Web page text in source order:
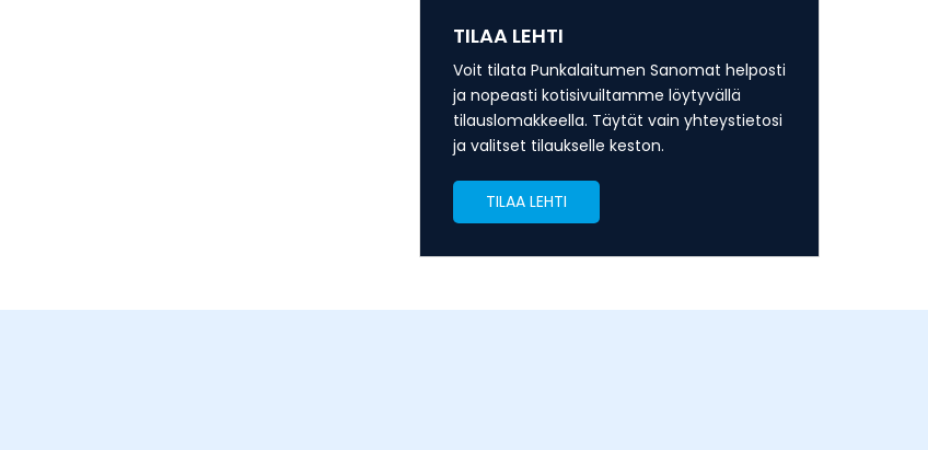
TILAA LEHTI
Voit tilata Punkalaitumen Sanomat helposti
ja nopeasti kotisivuiltamme löytyvällä
tilauslomakkeella. Täytät vain yhteystietosi
ja valitset tilaukselle keston.
TILAA LEHTI